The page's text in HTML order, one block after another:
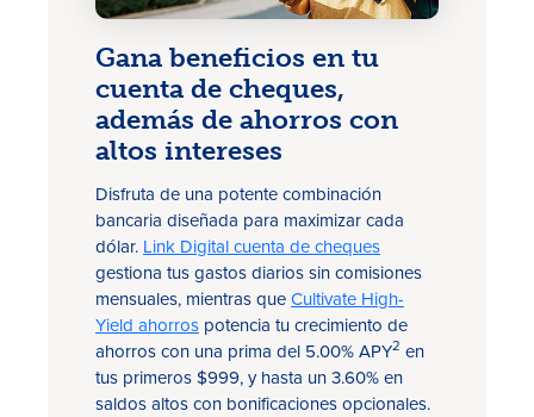
Sucursales
Contáctanos
Hazte miembro
Registrarse en la banca digital
In English
Gana beneficios en tu
cuenta de cheques,
además de ahorros con
altos intereses
Disfruta de una potente combinación
bancaria diseñada para maximizar cada
dólar. Link Digital cuenta de cheques
gestiona tus gastos diarios sin comisiones
mensuales, mientras queCultivate High-
Yield ahorros potencia tu crecimiento de
ahorros con una prima del 5.00% APY2 en
tus primeros $999, y hasta un 3.60% en
saldos altos con bonificaciones opcionales.